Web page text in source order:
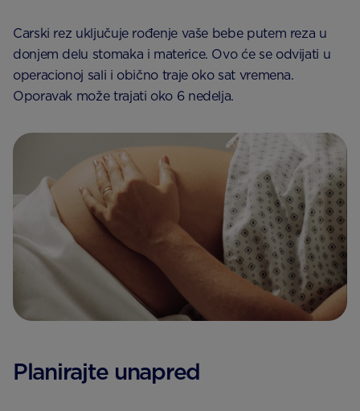
Carski rez uključuje rođenje vaše bebe putem reza u
donjem delu stomaka i materice. Ovo će se odvijati u
operacionoj sali i obično traje oko sat vremena.
Oporavak može trajati oko 6 nedelja.
Planirajte unapred